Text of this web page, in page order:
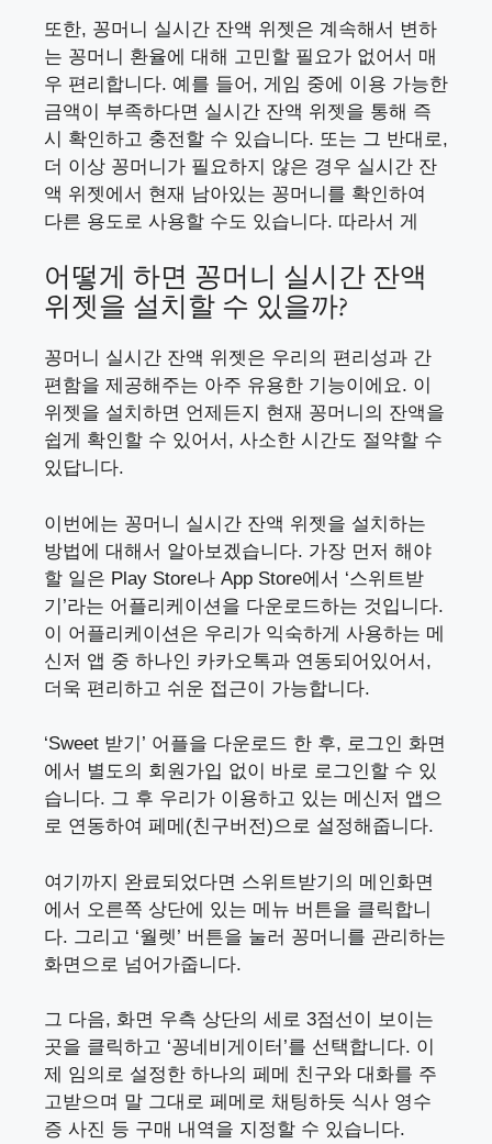
또한, 꽁머니 실시간 잔액 위젯은 계속해서 변하
는 꽁머니 환율에 대해 고민할 필요가 없어서 매
우 편리합니다. 예를 들어, 게임 중에 이용 가능한
금액이 부족하다면 실시간 잔액 위젯을 통해 즉
시 확인하고 충전할 수 있습니다. 또는 그 반대로,
더 이상 꽁머니가 필요하지 않은 경우 실시간 잔
액 위젯에서 현재 남아있는 꽁머니를 확인하여
다른 용도로 사용할 수도 있습니다. 따라서 게
어떻게 하면 꽁머니 실시간 잔액
위젯을 설치할 수 있을까?
꽁머니 실시간 잔액 위젯은 우리의 편리성과 간
편함을 제공해주는 아주 유용한 기능이에요. 이
위젯을 설치하면 언제든지 현재 꽁머니의 잔액을
쉽게 확인할 수 있어서, 사소한 시간도 절약할 수
있답니다.
이번에는 꽁머니 실시간 잔액 위젯을 설치하는
방법에 대해서 알아보겠습니다. 가장 먼저 해야
할 일은 Play Store나 App Store에서 ‘스위트받
기’라는 어플리케이션을 다운로드하는 것입니다.
이 어플리케이션은 우리가 익숙하게 사용하는 메
신저 앱 중 하나인 카카오톡과 연동되어있어서,
더욱 편리하고 쉬운 접근이 가능합니다.
‘Sweet 받기’ 어플을 다운로드 한 후, 로그인 화면
에서 별도의 회원가입 없이 바로 로그인할 수 있
습니다. 그 후 우리가 이용하고 있는 메신저 앱으
로 연동하여 페메(친구버전)으로 설정해줍니다.
여기까지 완료되었다면 스위트받기의 메인화면
에서 오른쪽 상단에 있는 메뉴 버튼을 클릭합니
다. 그리고 ‘월렛’ 버튼을 눌러 꽁머니를 관리하는
화면으로 넘어가줍니다.
그 다음, 화면 우측 상단의 세로 3점선이 보이는
곳을 클릭하고 ‘꽁네비게이터’를 선택합니다. 이
제 임의로 설정한 하나의 페메 친구와 대화를 주
고받으며 말 그대로 페메로 채팅하듯 식사 영수
증 사진 등 구매 내역을 지정할 수 있습니다.